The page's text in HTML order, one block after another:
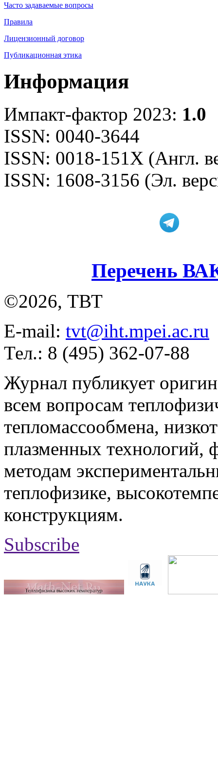
Часто задаваемые вопросы
Правила
Лицензионный договор
Публикационная этика
Информация
Импакт-фактор 2023: 1.0
ISSN: 0040-3644
ISSN: 0018-151X (Англ.
ISSN: 1608-3156 (Эл.
Перечень
©2026, ТВТ
E-mail: tvt@iht.mpei.ac.ru
Тел.: 8 (495) 362-07-88
Журнал публикует
всем вопросам
тепломассообмена,
плазменных технологий,
методам
теплофизике,
конструкциям.
Subscribe